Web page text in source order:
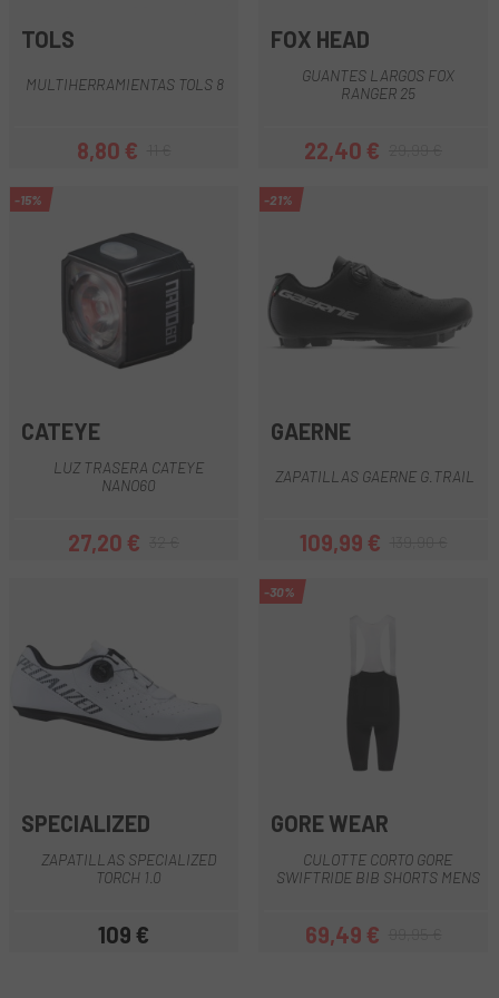
TOLS
MULTIHERRAMIENTAS TOLS 8
Precio
8,80 €Precio regular
FOX HEAD
GUANTES LARGOS FOX
RANGER 25
Precio
22,40 €Precio regular
-15%
CATEYE
LUZ TRASERA CATEYE
NANO60
Precio
27,20 €Precio regular
-21%
GAERNE
ZAPATILLAS GAERNE G.TRAIL
Precio
109,99 €Precio regular
SPECIALIZED
ZAPATILLAS SPECIALIZED
TORCH 1.0
Precio
109 €
-30%
GORE WEAR
CULOTTE CORTO GORE
SWIFTRIDE BIB SHORTS MENS
Precio
69,49 €Precio regular